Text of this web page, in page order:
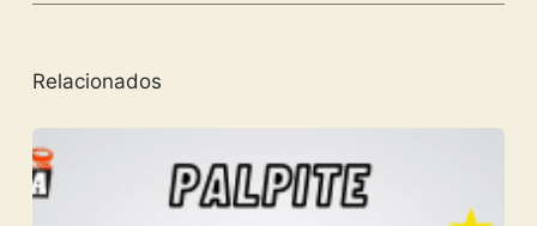
Relacionados